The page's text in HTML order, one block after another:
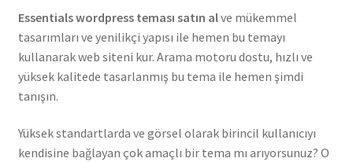
Essentials wordpress teması satın alve mükemmel
tasarımları ve yenilikçi yapısı ile hemen bu temayı
kullanarak web siteni kur. Arama motoru dostu, hızlı ve
yüksek kalitede tasarlanmış bu tema ile hemen şimdi
tanışın.
Yüksek standartlarda ve görsel olarak birincil kullanıcıyı
kendisine bağlayan çok amaçlı bir tema mı arıyorsunuz? O